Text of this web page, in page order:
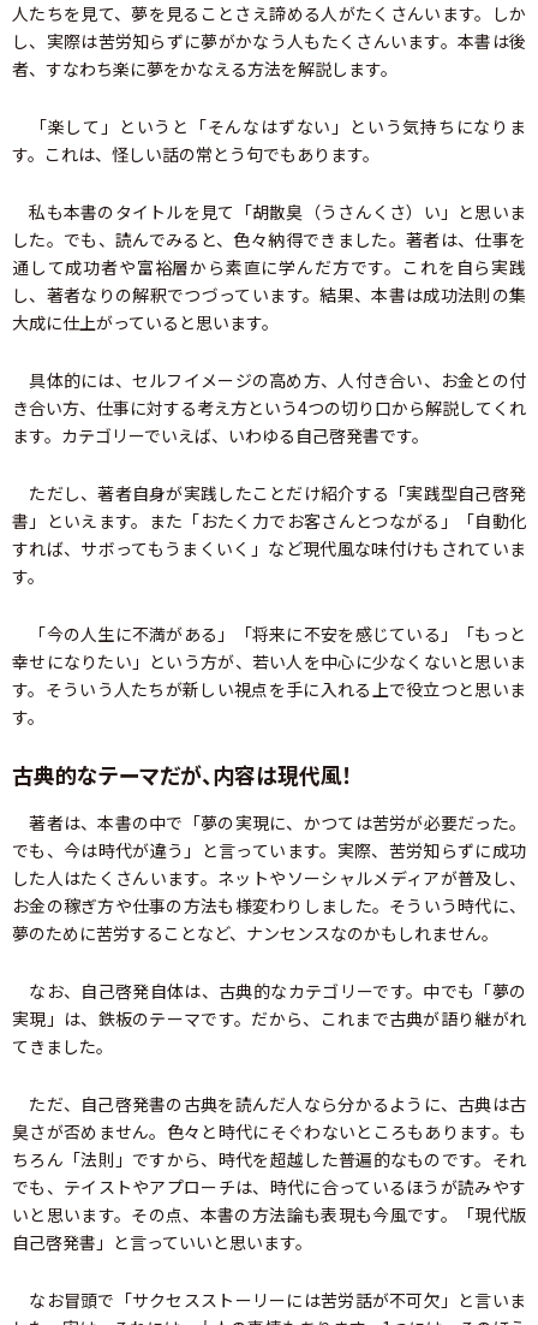
人たちを見て、夢を見ることさえ諦める人がたくさんいます。しか
し、実際は苦労知らずに夢がかなう人もたくさんいます。本書は後
者、すなわち楽に夢をかなえる方法を解説します。
「楽して」というと「そんなはずない」という気持ちになりま
す。これは、怪しい話の常とう句でもあります。
私も本書のタイトルを見て「胡散臭（うさんくさ）い」と思いま
した。でも、読んでみると、色々納得できました。著者は、仕事を
通して成功者や富裕層から素直に学んだ方です。これを自ら実践
し、著者なりの解釈でつづっています。結果、本書は成功法則の集
大成に仕上がっていると思います。
具体的には、セルフイメージの高め方、人付き合い、お金との付
き合い方、仕事に対する考え方という4つの切り口から解説してくれ
ます。カテゴリーでいえば、いわゆる自己啓発書です。
ただし、著者自身が実践したことだけ紹介する「実践型自己啓発
書」といえます。また「おたく力でお客さんとつながる」「自動化
すれば、サボってもうまくいく」など現代風な味付けもされていま
す。
「今の人生に不満がある」「将来に不安を感じている」「もっと
幸せになりたい」という方が、若い人を中心に少なくないと思いま
す。そういう人たちが新しい視点を手に入れる上で役立つと思いま
す。
古典的なテーマだが、内容は現代風！
著者は、本書の中で「夢の実現に、かつては苦労が必要だった。
でも、今は時代が違う」と言っています。実際、苦労知らずに成功
した人はたくさんいます。ネットやソーシャルメディアが普及し、
お金の稼ぎ方や仕事の方法も様変わりしました。そういう時代に、
夢のために苦労することなど、ナンセンスなのかもしれません。
なお、自己啓発自体は、古典的なカテゴリーです。中でも「夢の
実現」は、鉄板のテーマです。だから、これまで古典が語り継がれ
てきました。
ただ、自己啓発書の古典を読んだ人なら分かるように、古典は古
臭さが否めません。色々と時代にそぐわないところもあります。も
ちろん「法則」ですから、時代を超越した普遍的なものです。それ
でも、テイストやアプローチは、時代に合っているほうが読みやす
いと思います。その点、本書の方法論も表現も今風です。「現代版
自己啓発書」と言っていいと思います。
なお冒頭で「サクセスストーリーには苦労話が不可欠」と言いま